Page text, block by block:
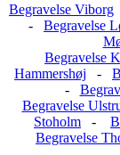
Begravelse Viborg
- Begravelse
Begravelse
Hammershøj -
-
Begravelse
Stoholm -
Begravelse